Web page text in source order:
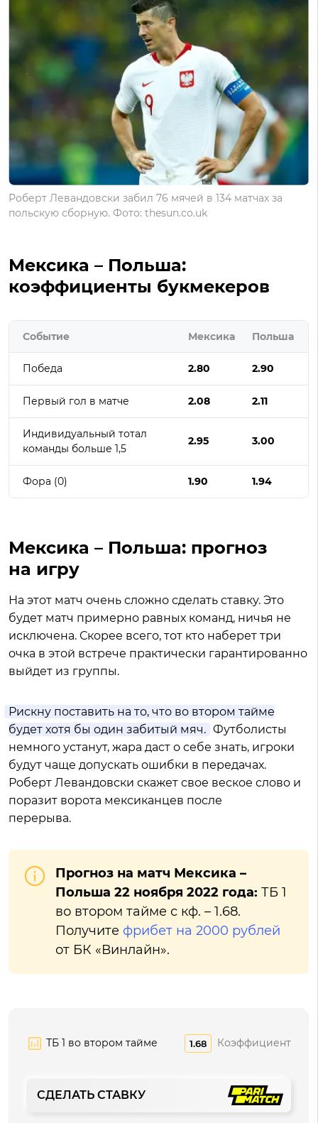
Роберт Левандовски забил 76 мячей в 134 матчах за
польскую сборную. Фото: thesun.co.uk
Мексика – Польша:
коэффициенты букмекеров
Событие Мексика Польша
Победа 2.80 2.90
Первый гол в матче 2.08 2.11
Индивидуальный тотал
команды больше 1,5
2.95 3.00
Фора (0) 1.90 1.94
Мексика – Польша: прогноз
на игру
На этот матч очень сложно сделать ставку. Это
будет матч примерно равных команд, ничья не
исключена. Скорее всего, тот кто наберет три
очка в этой встрече практически гарантированно
выйдет из группы.
Рискну поставить на то, что во втором тайме
будет хотя бы один забитый мяч. Футболисты
немного устанут, жара даст о себе знать, игроки
будут чаще допускать ошибки в передачах.
Роберт Левандовски скажет свое веское слово и
поразит ворота мексиканцев после
перерыва.
Прогноз на матч Мексика –
Польша 22 ноября 2022 года: ТБ 1
во втором тайме с кф. – 1.68.
Получите фрибет на 2000 рублей
от БК «Винлайн».
ТБ 1 во втором тайме 1.68 Коэффициент
СДЕЛАТЬ СТАВКУ